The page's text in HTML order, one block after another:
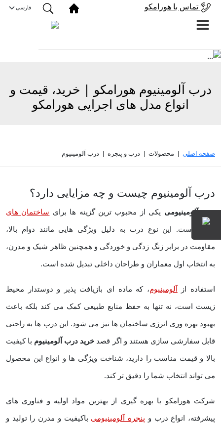
تماس با هورامکو
درب آلومینیوم هورامکو | ﺧﺮﯾﺪ، ﻗﯿﻤﺖ و
اﻧﻮاع ﻣﺪل های اﺟﺮاﯾﯽ ﻫﻮراﻣﮑﻮ
صفحه اصلی | محصولات | درب و پنجره | درب آلومینیوم
درب آلومینیوم چیست و چه مزایایی دارد؟
درب آلومینیومی یکی از محبوب ‌ترین گزینه‌ ها برای ساختمان‌ های
است. این نوع درب به دلیل ویژگی ‌هایی مانند دوام بالا،
مقاومت در برابر زنگ ‌زدگی و خوردگی و همچنین ظاهر شیک و مدرن،
به انتخاب اول معماران و طراحان داخلی تبدیل شده است.
استفاده ازآلومینیوم، که ماده ‌ای بازیافت ‌پذیر و دوستدار محیط‌
زیست است، نه‌ تنها به حفظ منابع طبیعی کمک می‌ کند بلکه باعث
بهبود بهره ‌وری انرژی ساختمان ‌ها نیز می ‌شود. این درب ها‌ به‌ راحتی
قابل سفارشی‌ سازی هستند و اگر قصد خرید درب آلومینیوم با کیفیت
بالا و قیمت مناسب را دارید، شناخت ویژگی‌ ها و انواع این محصول
می‌ تواند انتخاب شما را دقیق ‌تر کند.
شرکت هورامکو با بهره ‌گیری از بهترین مواد اولیه و فناوری ‌های
پیشرفته، انواع درب‌ و پنجره آلومینیومی باکیفیت و مدرن را تولید و